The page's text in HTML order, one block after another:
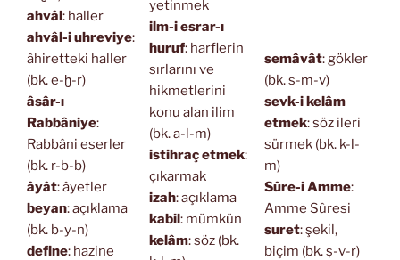
ahvâl: haller
ahvâl-i uhreviye:
âhiretteki haller
(bk. e-ḫ-r)
âsâr-ı
Rabbâniye:
Rabbâni eserler
(bk. r-b-b)
âyât: âyetler
beyan: açıklama
(bk. b-y-n)
define: hazine
yetinmek
ilm-i esrar-ı
huruf: harflerin
sırlarını ve
hikmetlerini
konu alan ilim
(bk. a-l-m)
istihraç etmek:
çıkarmak
izah: açıklama
kabil: mümkün
kelâm: söz (bk.
semâvât: gökler
(bk. s-m-v)
sevk-i kelâm
etmek: söz ileri
sürmek (bk. k-l-
m)
Sûre-i Amme:
Amme Sûresi
suret: şekil,
biçim (bk. ṣ-v-r)